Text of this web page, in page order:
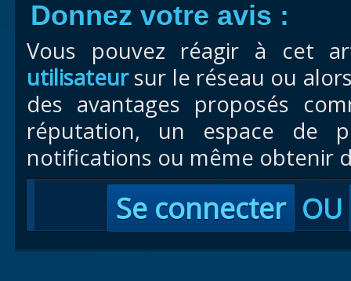
Donnez votre avis :
Vous pouvez réagir à cet
utilisateursur le réseau ou
des avantages proposés
réputation, un espace de
notifications ou même obtenir
Se connecter OU